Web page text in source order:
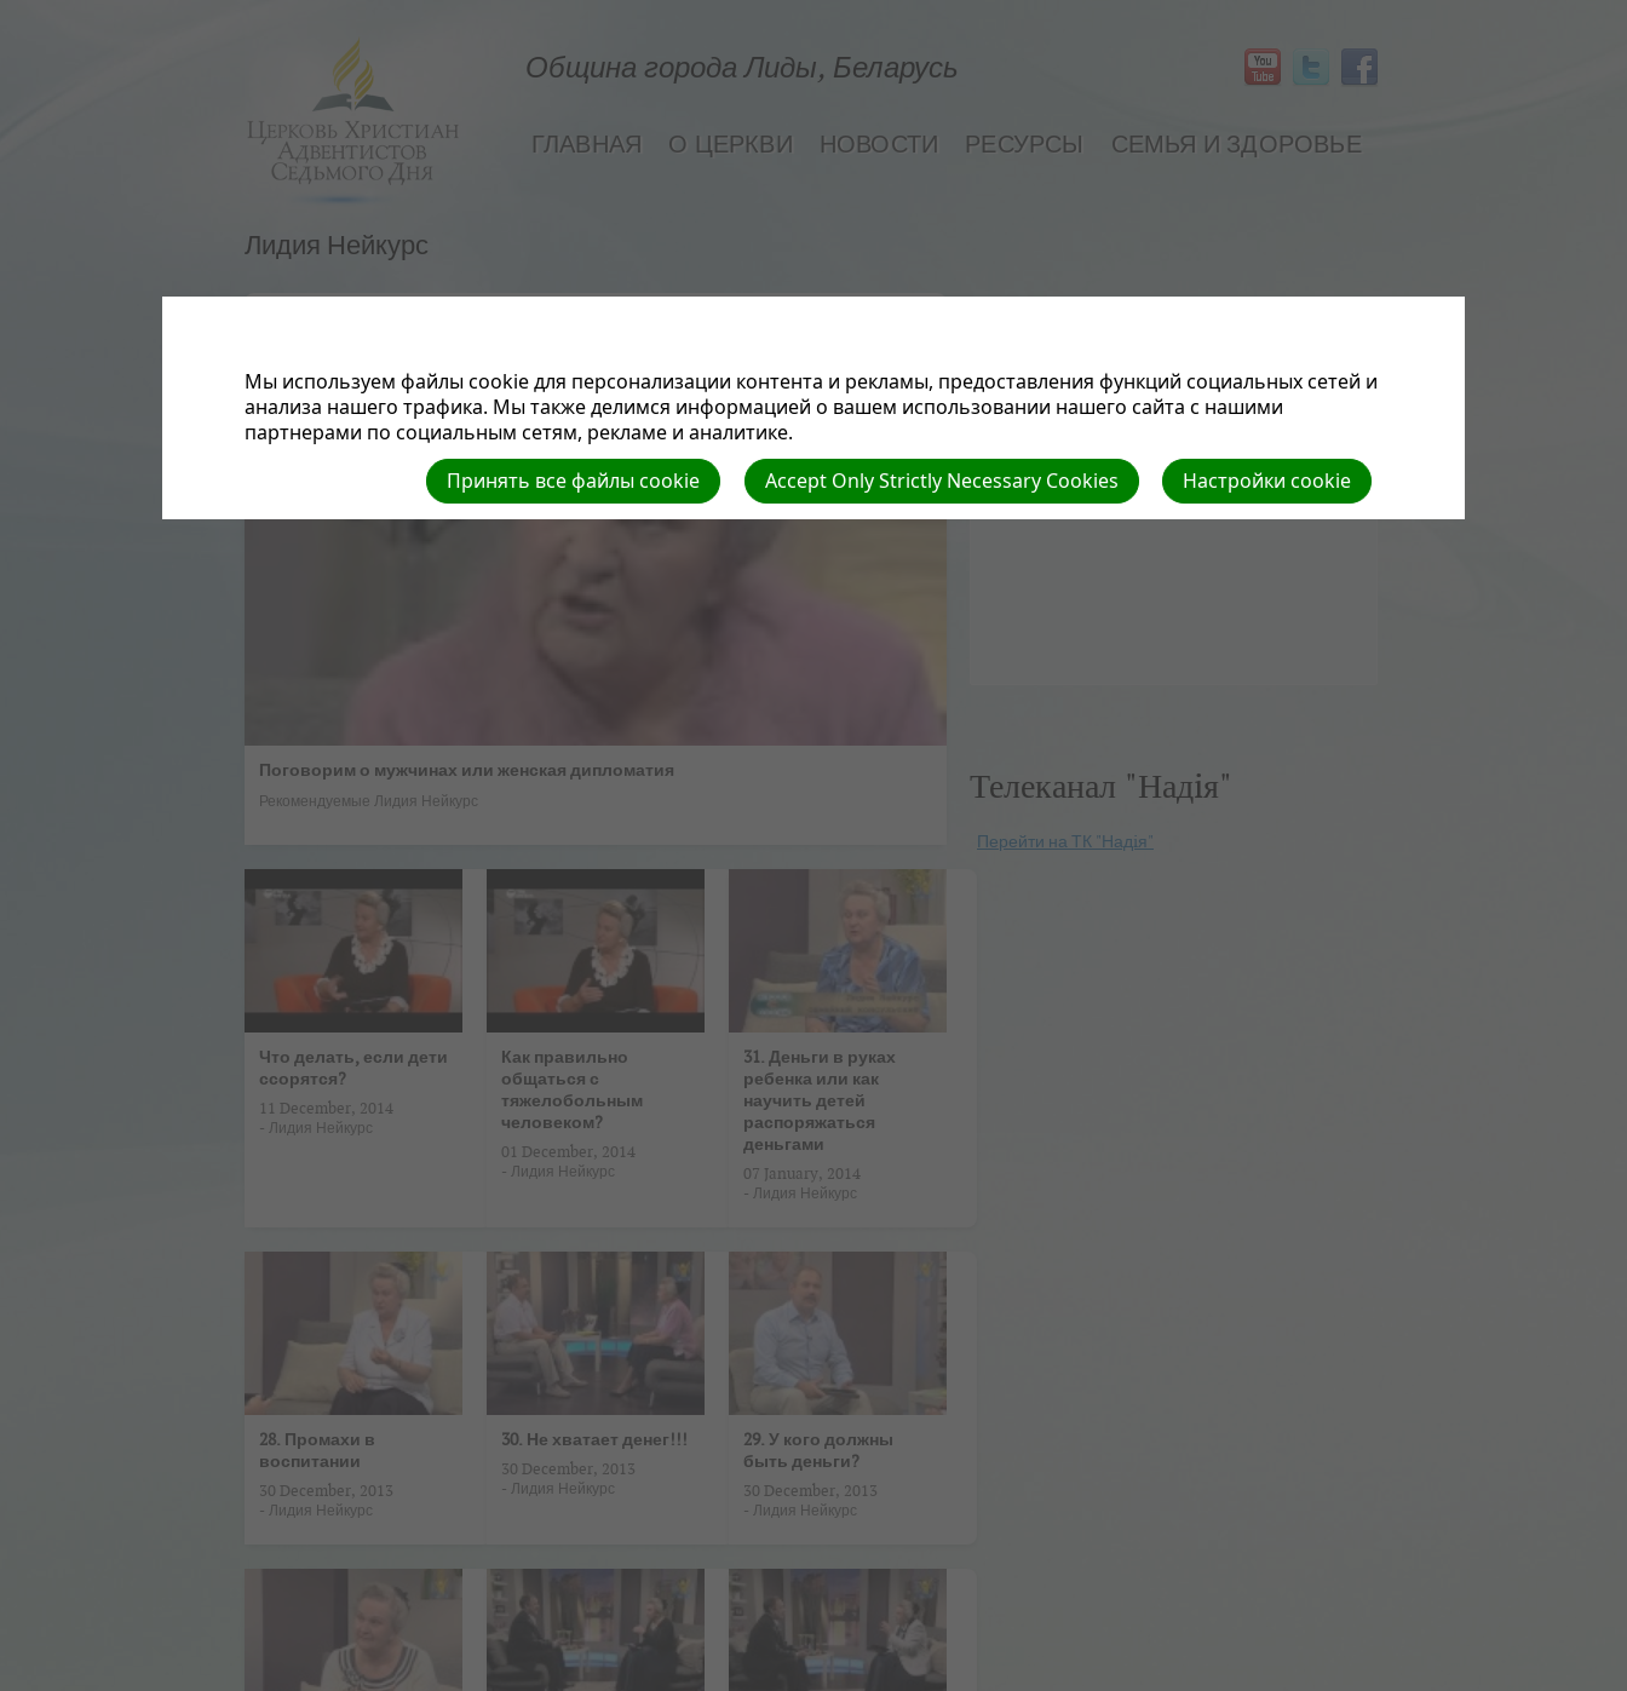
Община города Лиды, Беларусь
ГЛАВНАЯ О ЦЕРКВИ НОВОСТИ РЕСУРСЫ СЕМЬЯ И ЗДОРОВЬЕ
Лидия Нейкурс
Поговорим о мужчинах или женская дипломатия
Рекомендуемые Лидия Нейкурс
Что делать, если дети
ссорятся?
11 December, 2014
- Лидия Нейкурс
Как правильно
общаться с
тяжелобольным
человеком?
01 December, 2014
- Лидия Нейкурс
31. Деньги в руках
ребенка или как
научить детей
распоряжаться
деньгами
07 January, 2014
- Лидия Нейкурс
28. Промахи в
воспитании
30 December, 2013
- Лидия Нейкурс
30. Не хватает денег!!!
30 December, 2013
- Лидия Нейкурс
29. У кого должны
быть деньги?
30 December, 2013
- Лидия Нейкурс
Телеканал "Надiя"
Перейти на ТК "Надiя"
Мы используем файлы cookie для персонализации контента и рекламы, предоставления функций социальных сетей и
анализа нашего трафика. Мы также делимся информацией о вашем использовании нашего сайта с нашими
партнерами по социальным сетям, рекламе и аналитике.
Настройки cookie
Accept Only Strictly Necessary Cookies
Принять все файлы cookie